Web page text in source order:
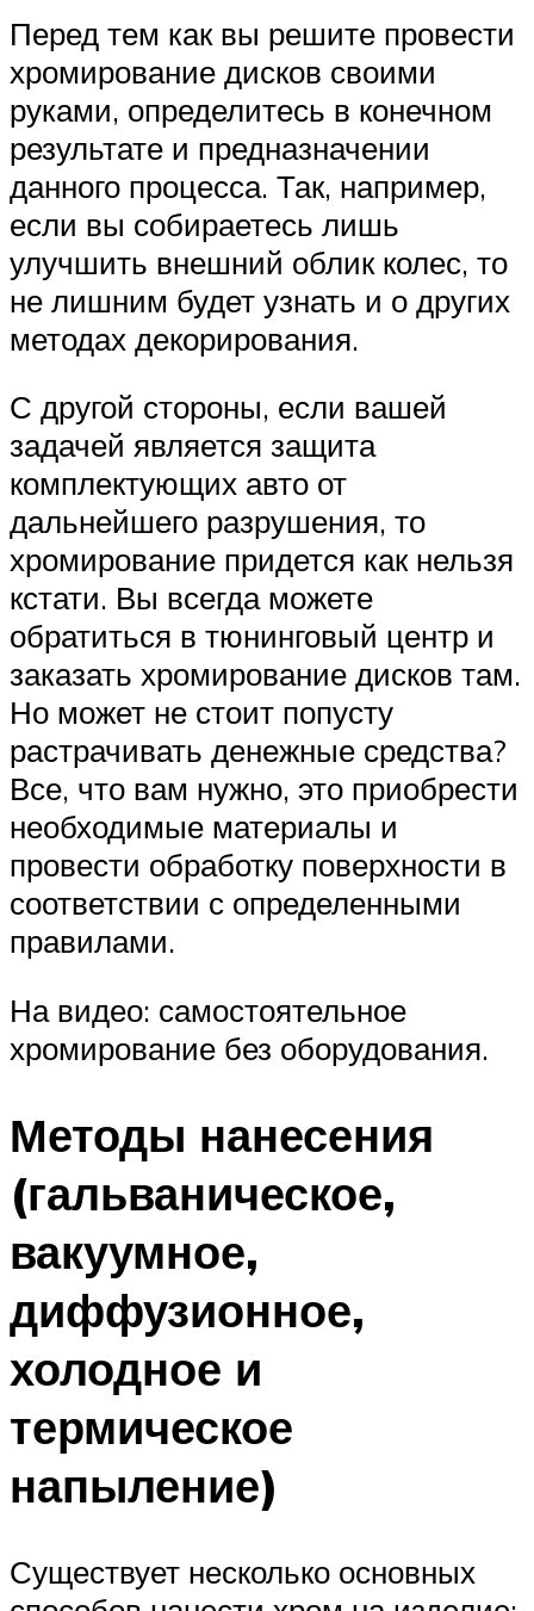
Перед тем как вы решите провести
хромирование дисков своими
руками, определитесь в конечном
результате и предназначении
данного процесса. Так, например,
если вы собираетесь лишь
улучшить внешний облик колес, то
не лишним будет узнать и о других
методах декорирования.
С другой стороны, если вашей
задачей является защита
комплектующих авто от
дальнейшего разрушения, то
хромирование придется как нельзя
кстати. Вы всегда можете
обратиться в тюнинговый центр и
заказать хромирование дисков там.
Но может не стоит попусту
растрачивать денежные средства?
Все, что вам нужно, это приобрести
необходимые материалы и
провести обработку поверхности в
соответствии с определенными
правилами.
На видео: самостоятельное
хромирование без оборудования.
Методы нанесения
(гальваническое,
вакуумное,
диффузионное,
холодное и
термическое
напыление)
Существует несколько основных